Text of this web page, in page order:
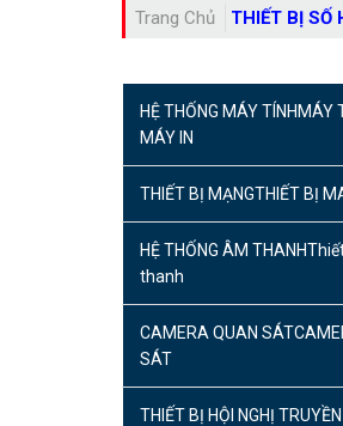
Trang Chủ THIẾT BỊ SỐ
HỆ THỐNG MÁY TÍNH MÁY
MÁY IN
THIẾT BỊ MẠNGTHIẾT BỊ
HỆ THỐNG ÂM THANH
thanh
CAMERA QUAN SÁT
SÁT
THIẾT BỊ HỘI NGHỊ TRUYỀN